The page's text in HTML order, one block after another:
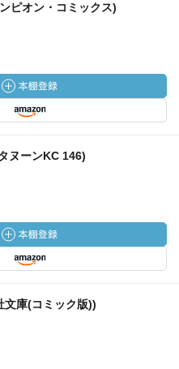
ピオン・コミックス)
ヌーンKC 146)
文庫(コミック版))